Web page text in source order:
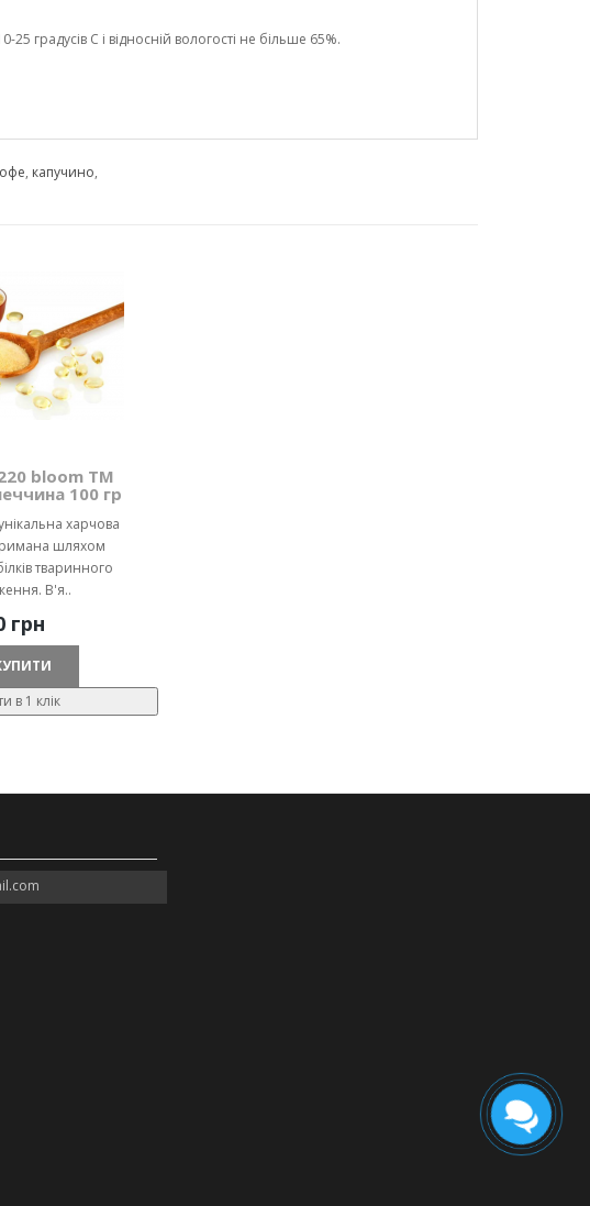
градусів С і відносній вологості не більше 65%.
, капучино,
bloom ТМ
100 гр
харчова
шляхом
тваринного
В'я..
грн
в 1 клік